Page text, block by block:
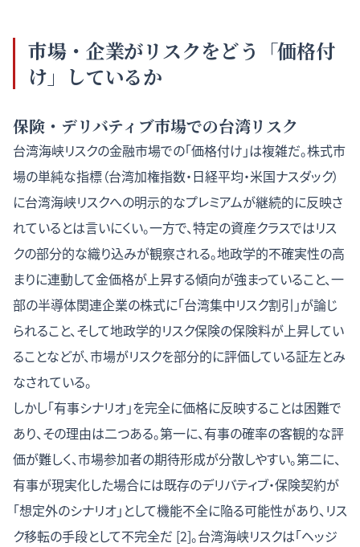
市場・企業がリスクをどう「価格付
け」しているか
保険・デリバティブ市場での台湾リスク
台湾海峡リスクの金融市場での「価格付け」は複雑だ。株式市
場の単純な指標（台湾加権指数・日経平均・米国ナスダック）
に台湾海峡リスクへの明示的なプレミアムが継続的に反映さ
れているとは言いにくい。一方で、特定の資産クラスではリス
クの部分的な織り込みが観察される。地政学的不確実性の高
まりに連動して金価格が上昇する傾向が強まっていること、一
部の半導体関連企業の株式に「台湾集中リスク割引」が論じ
られること、そして地政学的リスク保険の保険料が上昇してい
ることなどが、市場がリスクを部分的に評価している証左とみ
なされている。
しかし「有事シナリオ」を完全に価格に反映することは困難で
あり、その理由は二つある。第一に、有事の確率の客観的な評
価が難しく、市場参加者の期待形成が分散しやすい。第二に、
有事が現実化した場合には既存のデリバティブ・保険契約が
「想定外のシナリオ」として機能不全に陥る可能性があり、リス
ク移転の手段として不完全だ [2]。台湾海峡リスクは「ヘッジ